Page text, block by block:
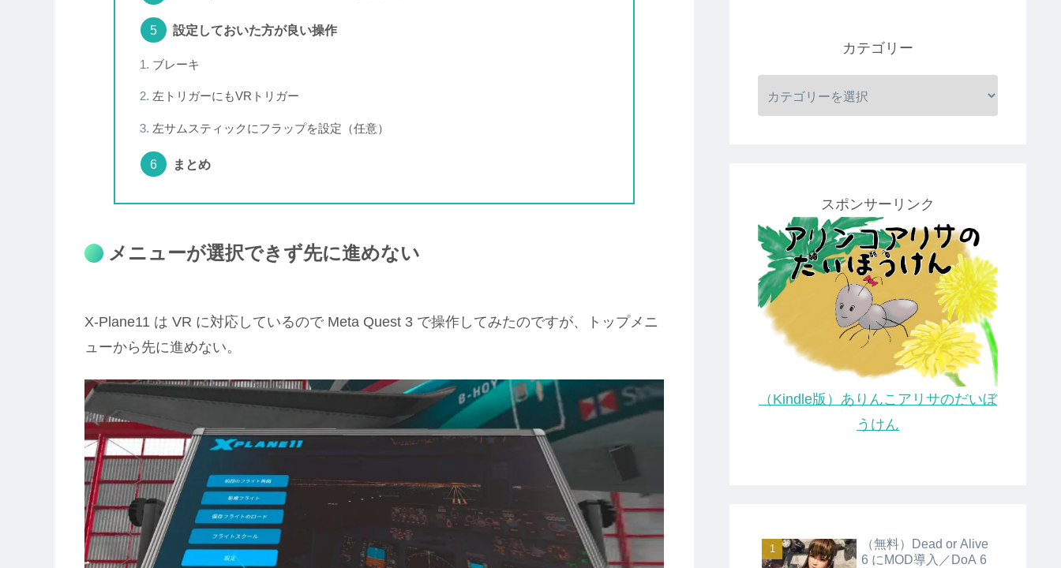
設定しておいた方が良い操作
ブレーキ
左トリガーにもVRトリガー
左サムスティックにフラップを設定（任意）
まとめ
メニューが選択できず先に進めない
X-Plane11 は VR に対応しているので Meta Quest 3 で操作してみたのですが、トップメニ
ューから先に進めない。
カテゴリー
スポンサーリンク
（Kindle版）ありんこアリサのだいぼ
うけん
（無料）Dead or Alive
6 にMOD導入／DoA 6